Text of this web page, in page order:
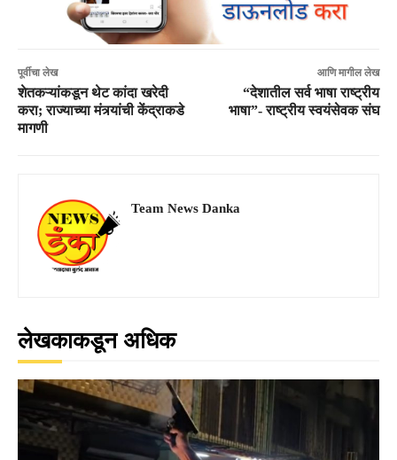
पूर्वीचा लेख
शेतकऱ्यांकडून थेट कांदा खरेदी
करा; राज्याच्या मंत्र्यांची केंद्राकडे
मागणी
आणि मागील लेख
“देशातील सर्व भाषा राष्ट्रीय
भाषा”- राष्ट्रीय स्वयंसेवक संघ
Team News Danka
लेखकाकडून अधिक